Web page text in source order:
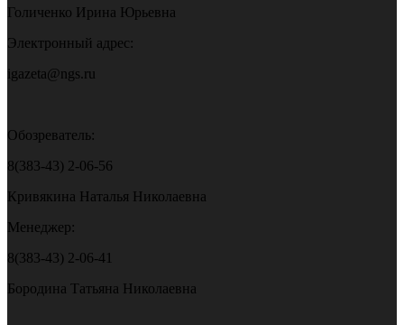
Голиченко Ирина Юрьевна
Электронный адрес:
igazeta@ngs.ru
Обозреватель:
8(383-43) 2-06-56
Кривякина Наталья Николаевна
Менеджер:
8(383-43) 2-06-41
Бородина Татьяна Николаевна